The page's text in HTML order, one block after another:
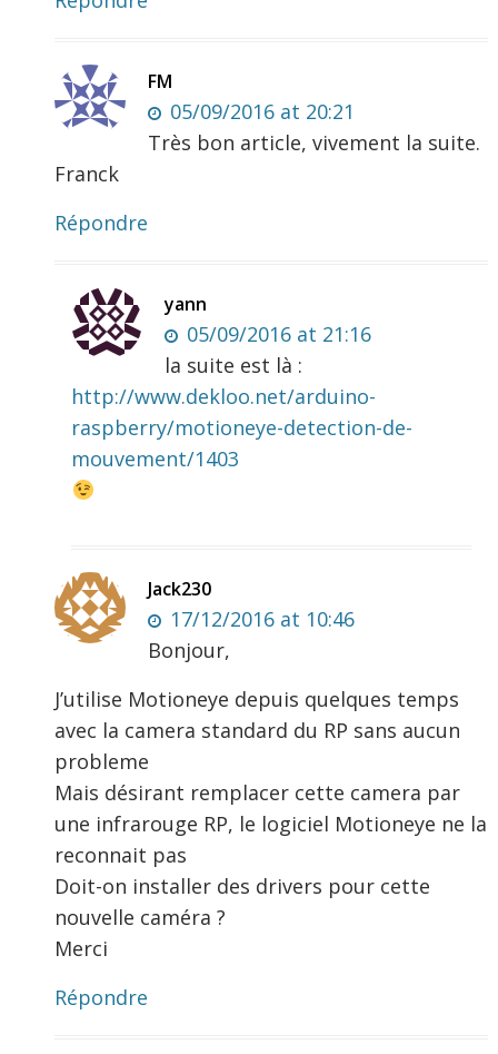
FM
05/09/2016 at 20:21
Très bon article, vivement la suite.
Franck
Répondre
yann
05/09/2016 at 21:16
la suite est là :
http://www.dekloo.net/arduino-
raspberry/motioneye-detection-de-
mouvement/1403
Jack230
17/12/2016 at 10:46
Bonjour,
J’utilise Motioneye depuis quelques temps
avec la camera standard du RP sans aucun
probleme
Mais désirant remplacer cette camera par
une infrarouge RP, le logiciel Motioneye ne la
reconnait pas
Doit-on installer des drivers pour cette
nouvelle caméra ?
Merci
Répondre